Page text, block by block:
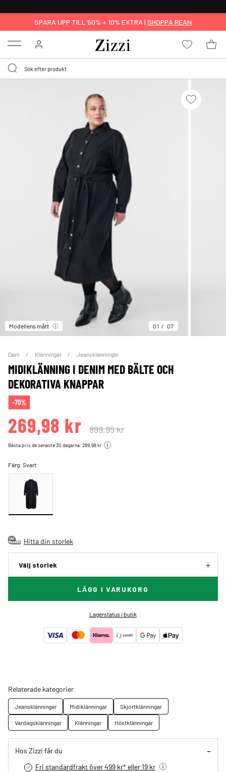
SPARA UPP TILL 50% + 10% EXTRA | SHOPPA REAN
Menu
Modellens mått 01 07
Dam Klänningar Jeansklänningar
MIDIKLÄNNING I DENIM MED BÄLTE OCH
DEKORATIVA KNAPPAR
-70%
269,98 kr 899,95 kr
Bästa pris de senaste 30 dagarna: 269,98 kr
Färg:Svart
Hitta din storlek
Välj storlek
LÄGG I VARUKORG
Lagerstatus i butik
Relaterade kategorier
Jeansklänningar Midiklänningar
Skjortklänningar
Vardagsklänningar
Klänningar Höstklänningar
Hos Zizzi får du
Fri standardfrakt över 499 kr* eller 19 kr